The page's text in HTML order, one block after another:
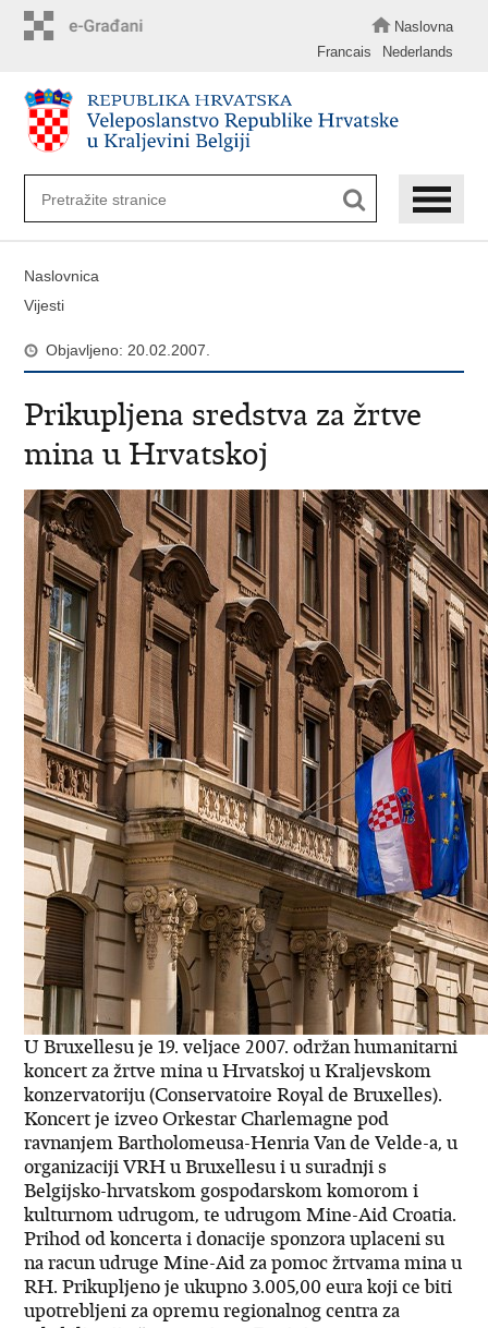
Naslovna
Francais
Nederlands
Naslovnica
Vijesti
Objavljeno: 20.02.2007.
Prikupljena sredstva za žrtve
mina u Hrvatskoj
U Bruxellesu je 19. veljace 2007. održan humanitarni
koncert za žrtve mina u Hrvatskoj u Kraljevskom
konzervatoriju (Conservatoire Royal de Bruxelles).
Koncert je izveo Orkestar Charlemagne pod
ravnanjem Bartholomeusa-Henria Van de Velde-a, u
organizaciji VRH u Bruxellesu i u suradnji s
Belgijsko-hrvatskom gospodarskom komorom i
kulturnom udrugom, te udrugom Mine-Aid Croatia.
Prihod od koncerta i donacije sponzora uplaceni su
na racun udruge Mine-Aid za pomoc žrtvama mina u
RH. Prikupljeno je ukupno 3.005,00 eura koji ce biti
upotrebljeni za opremu regionalnog centra za